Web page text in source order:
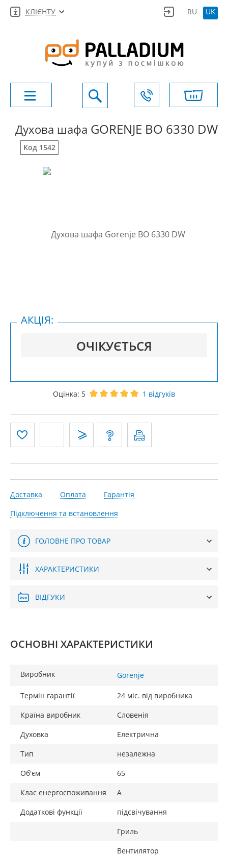
КЛІЄНТУ RU UK
Духова шафа GORENJE BO 6330 DW
Код 1542
ОЧІКУЄТЬСЯ
АКЦІЯ:
Оцінка: 5 1 відгуків
Доставка Оплата
Гарантія
Підключення та встановлення
ГОЛОВНЕ ПРО ТОВАР
ХАРАКТЕРИСТИКИ
ВІДГУКИ
ОСНОВНІ ХАРАКТЕРИСТИКИ
Виробник Gorenje
Термін гарантії
24 міс. від виробника
Країна виробник
Словенія
Духовка
Електрична
Тип
незалежна
Об'єм
65
Клас енергоспоживання
A
Додаткові функції
підсвічування
Гриль
Вентилятор